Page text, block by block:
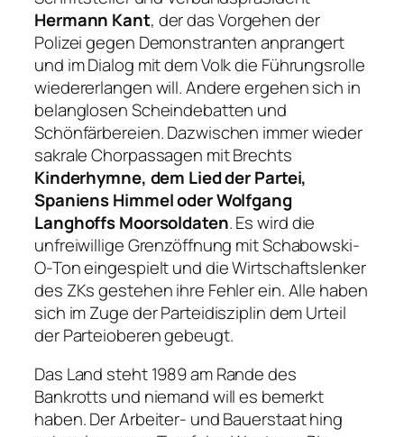
Hermann Kant, der das Vorgehen der
Polizei gegen Demonstranten anprangert
und im Dialog mit dem Volk die Führungsrolle
wiedererlangen will. Andere ergehen sich in
belanglosen Scheindebatten und
Schönfärbereien. Dazwischen immer wieder
sakrale Chorpassagen mit Brechts
Kinderhymne, dem Lied der Partei,
Spaniens Himmel oder Wolfgang
Langhoffs Moorsoldaten. Es wird die
unfreiwillige Grenzöffnung mit Schabowski-
O-Ton eingespielt und die Wirtschaftslenker
des ZKs gestehen ihre Fehler ein. Alle haben
sich im Zuge der Parteidisziplin dem Urteil
der Parteioberen gebeugt.
Das Land steht 1989 am Rande des
Bankrotts und niemand will es bemerkt
haben. Der Arbeiter- und Bauerstaat hing